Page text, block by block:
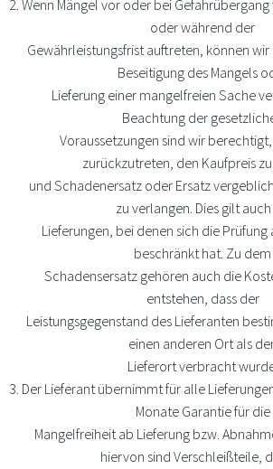
Wenn Mängel vor oder bei
oder während der
Gewährleistungsfrist auftreten, können wir
Beseitigung des Mangels
Lieferung einer mangelfreien Sache
Beachtung der
Voraussetzungen sind wir
zurückzutreten, den Kaufpreis
und Schadenersatz oder Ersatz
zu verlangen. Dies gilt
Lieferungen, bei denen sich die
beschränkt hat. Zu dem
Schadensersatz gehören auch die
entstehen, dass der
Leistungsgegenstand des Lieferanten
einen anderen Ort als
Lieferort verbracht
Der Lieferant übernimmt für alle
Monate Garantie für die
Mangelfreiheit ab Lieferung bzw.
hiervon sind Verschleißteile,